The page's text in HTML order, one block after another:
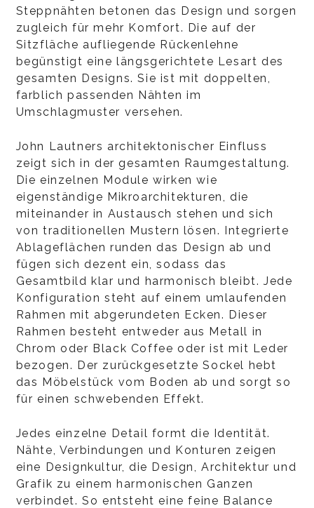
Steppnähten betonen das Design und sorgen
zugleich für mehr Komfort. Die auf der
Sitzfläche aufliegende Rückenlehne
begünstigt eine längsgerichtete Lesart des
gesamten Designs. Sie ist mit doppelten,
farblich passenden Nähten im
Umschlagmuster versehen.
John Lautners architektonischer Einfluss
zeigt sich in der gesamten Raumgestaltung.
Die einzelnen Module wirken wie
eigenständige Mikroarchitekturen, die
miteinander in Austausch stehen und sich
von traditionellen Mustern lösen. Integrierte
Ablageflächen runden das Design ab und
fügen sich dezent ein, sodass das
Gesamtbild klar und harmonisch bleibt. Jede
Konfiguration steht auf einem umlaufenden
Rahmen mit abgerundeten Ecken. Dieser
Rahmen besteht entweder aus Metall in
Chrom oder Black Coffee oder ist mit Leder
bezogen. Der zurückgesetzte Sockel hebt
das Möbelstück vom Boden ab und sorgt so
für einen schwebenden Effekt.
Jedes einzelne Detail formt die Identität.
Nähte, Verbindungen und Konturen zeigen
eine Designkultur, die Design, Architektur und
Grafik zu einem harmonischen Ganzen
verbindet. So entsteht eine feine Balance